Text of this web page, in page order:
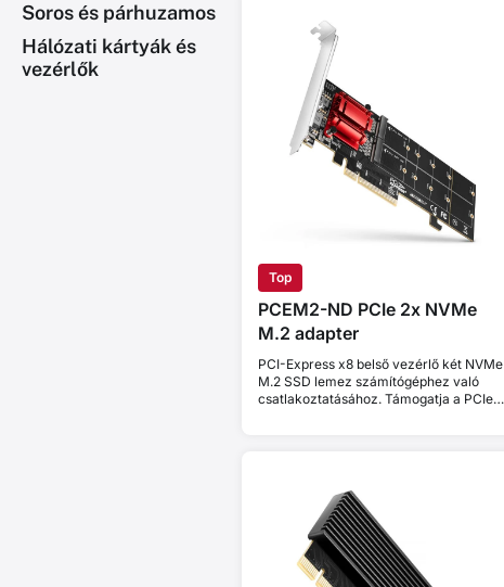
Soros és párhuzamos
Hálózati kártyák és
vezérlők
Top
PCEM2-ND PCIe 2x NVMe
M.2 adapter
PCI-Express x8 belső vezérlő két NVMe
M.2 SSD lemez számítógéphez való
csatlakoztatásához. Támogatja a PCIe